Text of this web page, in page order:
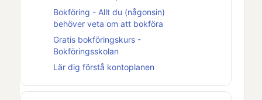
Bokföring - Allt du (någonsin)
behöver veta om att bokföra
Gratis bokföringskurs -
Bokföringsskolan
Lär dig förstå kontoplanen